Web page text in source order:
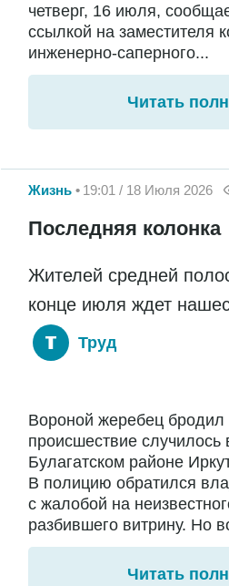
четверг, 16 июля,
ссылкой на заместителя
инженерно-саперного...
Читать
Жизнь 19:01 / 18 Июля 2026
Последняя колонка
Жителей средней
конце июля ждет
Труд
Вороной жеребец
происшествие случилось
Булагатском районе
В полицию обратился
с жалобой на
разбившего витрину. Но
Читать